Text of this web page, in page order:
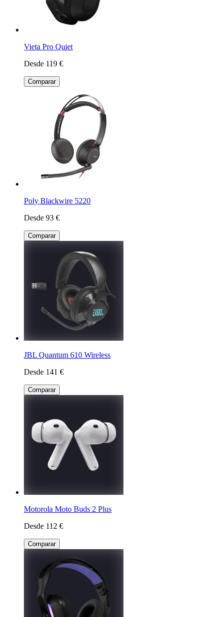
Vieta Pro Quiet
Desde 119 €
Comparar
Poly Blackwire 5220
Desde 93 €
Comparar
JBL Quantum 610 Wireless
Desde 141 €
Comparar
Motorola Moto Buds 2 Plus
Desde 112 €
Comparar